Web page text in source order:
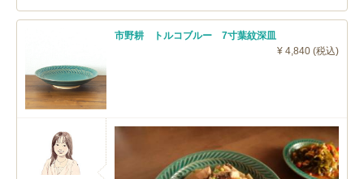
市野耕 トルコブルー 7寸葉紋深皿
¥ 4,840 (税込)